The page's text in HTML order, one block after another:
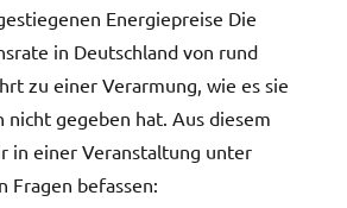
Energiepreise Die
in Deutschland von rund
zu einer Verarmung, wie es sie
nicht gegeben hat. Aus diesem
in einer Veranstaltung unter
Fragen befassen: